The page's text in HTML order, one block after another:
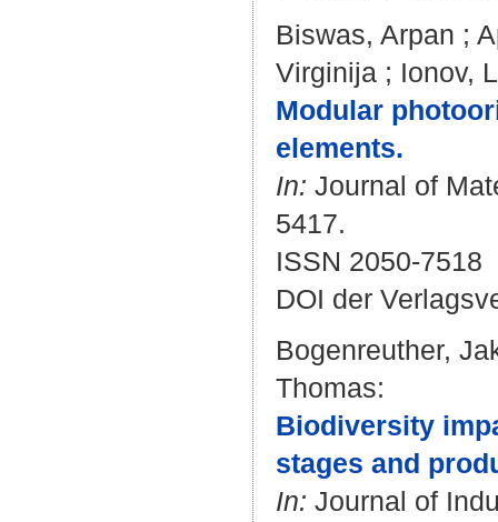
Biswas, Arpan ;
Virginija ; Ionov,
Modular
elements.
In: Journal of
5417.
ISSN 2050-7518
DOI der
Bogenreuther,
Thomas:
Biodiversity
stages and
In: Journal of